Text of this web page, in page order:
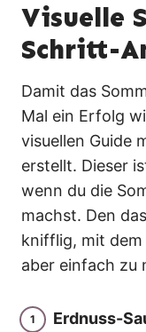
Visuelle
Schritt-
Damit das
Mal ein Erfolg
visuellen Guide
erstellt. Dieser
wenn du die
machst. Den
knifflig, mit dem
aber einfach zu
Erdnuss-